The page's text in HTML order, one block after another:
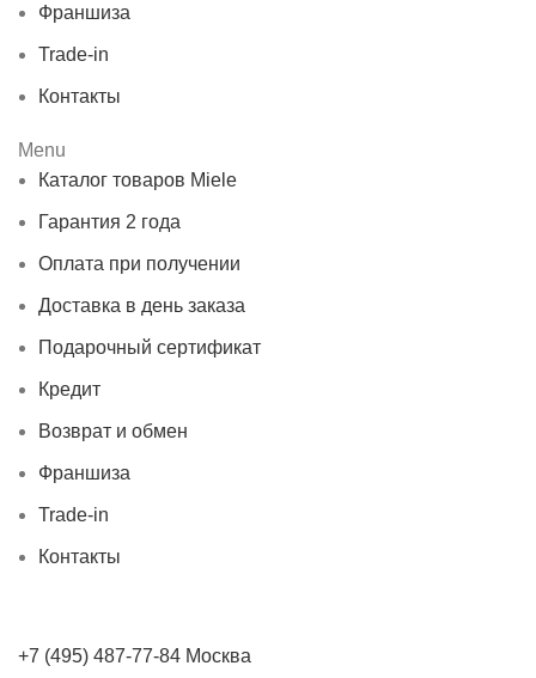
Франшиза
Trade-in
Контакты
Menu
Каталог товаров Miele
Гарантия 2 года
Оплата при получении
Доставка в день заказа
Подарочный сертификат
Кредит
Возврат и обмен
Франшиза
Trade-in
Контакты
+7 (495) 487-77-84 Москва